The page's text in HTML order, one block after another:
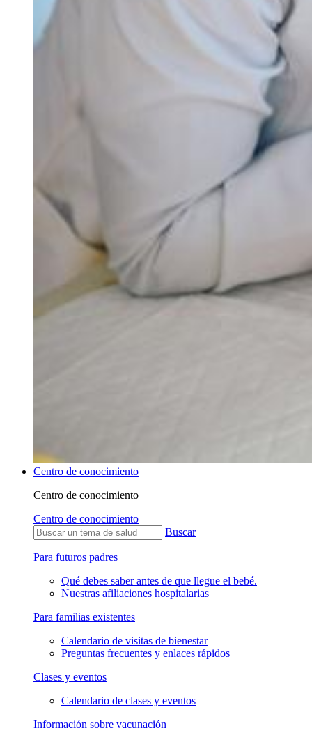
Centro de conocimiento
Centro de conocimiento
Centro de conocimiento
Buscar
Para futuros padres
Qué debes saber antes de que llegue el bebé.
Nuestras afiliaciones hospitalarias
Para familias existentes
Calendario de visitas de bienestar
Preguntas frecuentes y enlaces rápidos
Clases y eventos
Calendario de clases y eventos
Información sobre vacunación